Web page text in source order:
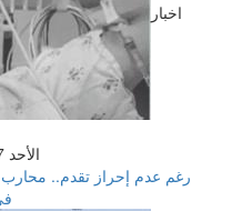
اخبار
الأحد 17 مارس 2024 11:47 صباحاً
رغم عدم إحراز تقدم..